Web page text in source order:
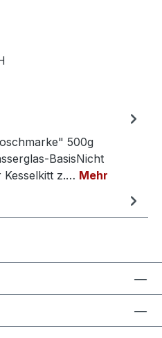
500g
BasisNicht
Kesselkitt z.… Mehr